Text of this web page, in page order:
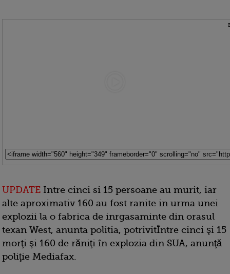
UPDATE Intre cinci si 15 persoane au murit, iar
alte aproximativ 160 au fost ranite in urma unei
explozii la o fabrica de inrgasaminte din orasul
texan West, anunta politia, potrivitÎntre cinci şi 15
morţi şi 160 de răniţi în explozia din SUA, anunţă
poliţie Mediafax.